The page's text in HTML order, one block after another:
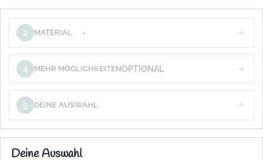
2 MATERIAL -
4 MEHR MÖGLICHKEITENOPTIONAL
5 DEINE AUSWAHL
Deine Auswahl